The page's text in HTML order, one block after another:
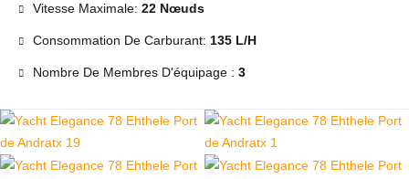
Vitesse Maximale: 22 Nœuds
Consommation De Carburant: 135 L/h
Nombre De Membres D'équipage : 3